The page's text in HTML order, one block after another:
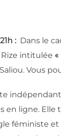
: Dans le
intitulée
Vous
en ligne.
féministe et